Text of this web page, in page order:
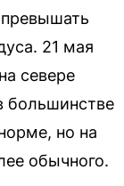
21 мая
севере
большинстве
но на
обычного.